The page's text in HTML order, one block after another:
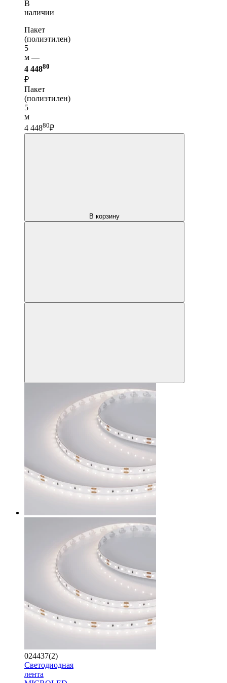
В
наличии
Пакет
(полиэтилен)
5
м —
4 44880
₽
Пакет
(полиэтилен)
5
м
4 44880₽
В корзину
024437(2)
Светодиодная
лента